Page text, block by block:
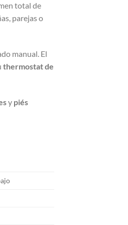
total de
parejas o
manual. El
thermostat de
y piés